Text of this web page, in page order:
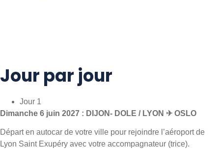
Jour par jour
Jour 1
Dimanche 6 juin 2027 : DIJON- DOLE / LYON ✈ OSLO
Départ en autocar de votre ville pour rejoindre l’aéroport de
Lyon Saint Exupéry avec votre accompagnateur (trice).